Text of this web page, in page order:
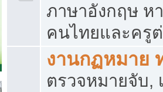
ภาษาอังกฤษ ห
คนไทยและครู
งานกฏหมาย
ตรวจหมายจับ,